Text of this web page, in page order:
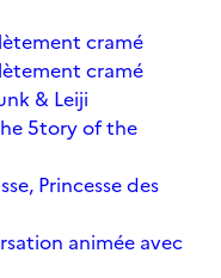
cramé
cramé
& Leiji
5tory of the
Princesse des
animée avec